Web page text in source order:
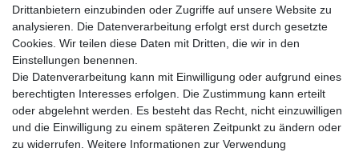
Drittanbietern einzubinden oder Zugriffe auf unsere Website zu
analysieren. Die Datenverarbeitung erfolgt erst durch gesetzte
Cookies. Wir teilen diese Daten mit Dritten, die wir in den
Einstellungen benennen.
Die Datenverarbeitung kann mit Einwilligung oder aufgrund eines
berechtigten Interesses erfolgen. Die Zustimmung kann erteilt
oder abgelehnt werden. Es besteht das Recht, nicht einzuwilligen
und die Einwilligung zu einem späteren Zeitpunkt zu ändern oder
zu widerrufen. Weitere Informationen zur Verwendung